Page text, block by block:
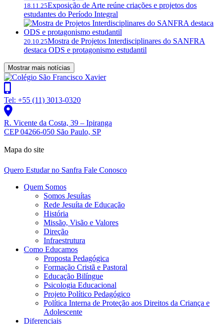
18.11.25Exposição de Arte reúne criações e projetos dos
estudantes do Período Integral
20.10.25Mostra de Projetos Interdisciplinares do SANFRA
destaca ODS e protagonismo estudantil
Mostrar mais notícias
Tel: +55 (11) 3013-0320
R. Vicente da Costa, 39 – Ipiranga
CEP 04266-050 São Paulo, SP
Mapa do site
Quero Estudar no Sanfra Fale Conosco
Quem Somos
Somos Jesuítas
Rede Jesuíta de Educação
História
Missão, Visão e Valores
Direção
Infraestrutura
Como Educamos
Proposta Pedagógica
Formação Cristã e Pastoral
Educação Bilíngue
Psicologia Educacional
Projeto Político Pedagógico
Política Interna de Proteção aos Direitos da Criança e
Adolescente
Diferenciais